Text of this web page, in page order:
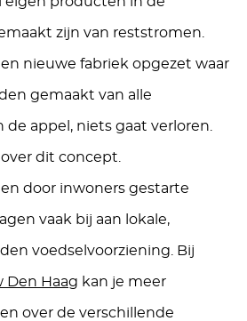
zijn van reststromen.
nieuwe fabriek opgezet waar
gemaakt van alle
de appel, niets gaat verloren.
dit concept.
door inwoners gestarte
vaak bij aan lokale,
voedselvoorziening. Bij
Den Haag kan je meer
over de verschillende